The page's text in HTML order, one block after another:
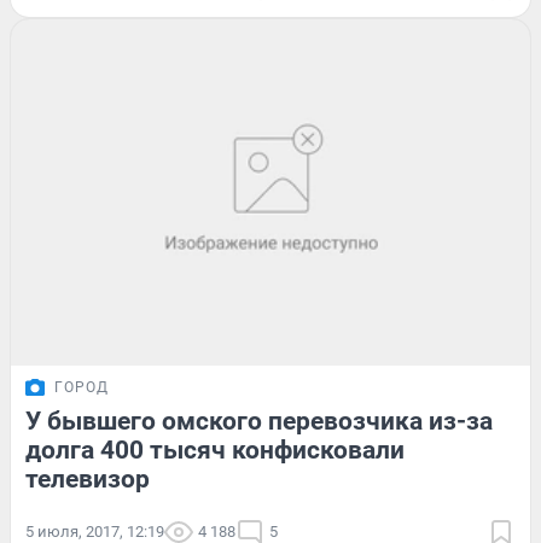
ГОРОД
У бывшего омского перевозчика из-за
долга 400 тысяч конфисковали
телевизор
5 июля, 2017, 12:19 4 188 5